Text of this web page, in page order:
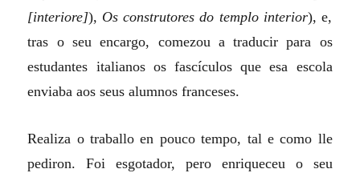
[interiore]), Os construtores do templo interior), e,
tras o seu encargo, comezou a traducir para os
estudantes italianos os fascículos que esa escola
enviaba aos seus alumnos franceses.
Realiza o traballo en pouco tempo, tal e como lle
pediron. Foi esgotador, pero enriqueceu o seu